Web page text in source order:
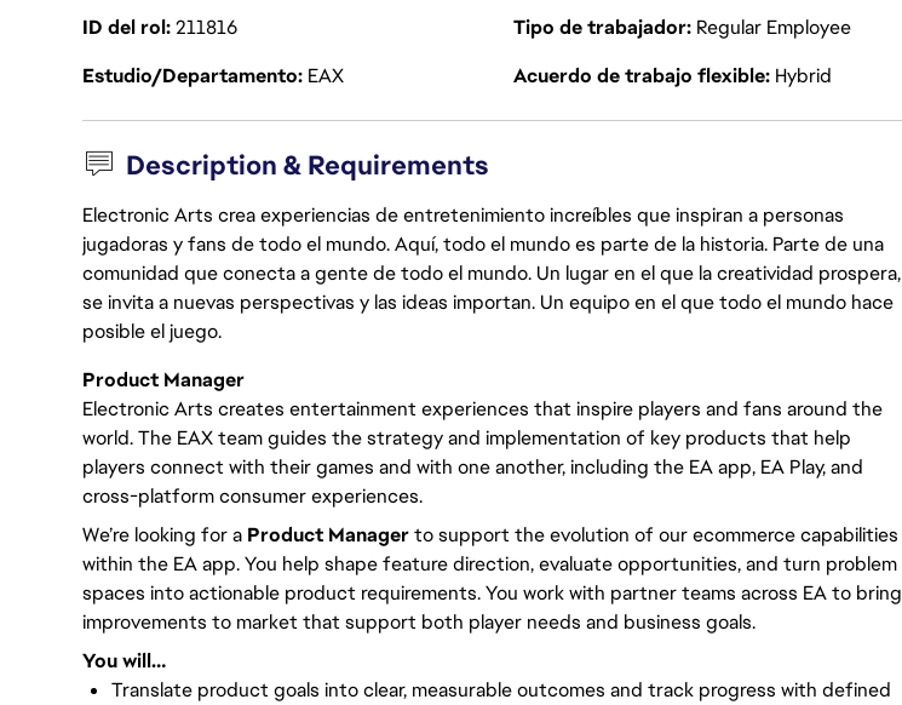
ID del rol211816 Tipo de trabajador Regular Employee
Estudio/Departamento EAX Acuerdo de trabajo flexible Hybrid
Description & Requirements
Electronic Arts crea experiencias de entretenimiento increíbles que inspiran a personas
jugadoras y fans de todo el mundo. Aquí, todo el mundo es parte de la historia. Parte de una
comunidad que conecta a gente de todo el mundo. Un lugar en el que la creatividad prospera,
se invita a nuevas perspectivas y las ideas importan. Un equipo en el que todo el mundo hace
posible el juego.
Product Manager
Electronic Arts creates entertainment experiences that inspire players and fans around the
world. The EAX team guides the strategy and implementation of key products that help
players connect with their games and with one another, including the EA app, EA Play, and
cross-platform consumer experiences.
We’re looking for a Product Managerto support the evolution of our ecommerce capabilities
within the EA app. You help shape feature direction, evaluate opportunities, and turn problem
spaces into actionable product requirements. You work with partner teams across EA to bring
improvements to market that support both player needs and business goals.
You will…
Translate product goals into clear, measurable outcomes and track progress with defined